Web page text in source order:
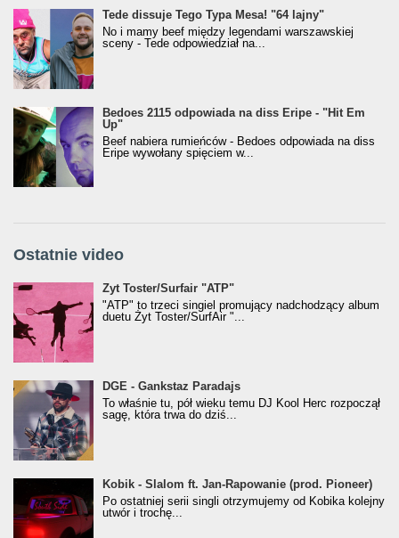
Tede dissuje Tego Typa Mesa! "64 lajny"
No i mamy beef między legendami warszawskiej
sceny - Tede odpowiedział na...
Bedoes 2115 odpowiada na diss Eripe - "Hit Em
Up"
Beef nabiera rumieńców - Bedoes odpowiada na diss
Eripe wywołany spięciem w...
Ostatnie video
Żyt Toster/SurfAir - ATP VIDEO
Żyt Toster/Surfair "ATP"
"ATP" to trzeci singiel promujący nadchodzący album
duetu Żyt Toster/SurfAir "...
donGURALesko z nagrodą za
Klasyczny/Trueschoolowy Album Roku
(Popkillery 2023)
DGE - Gankstaz Paradajs
To właśnie tu, pół wieku temu DJ Kool Herc rozpoczął
sagę, która trwa do dziś...
Kobik - Slalom ft. Jan-Rapowanie (prod. Pioneer)
[Official Music Visualiser]
Kobik - Slalom ft. Jan-Rapowanie (prod. Pioneer)
Po ostatniej serii singli otrzymujemy od Kobika kolejny
utwór i trochę...